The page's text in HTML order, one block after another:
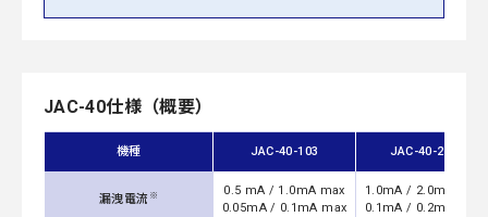
JAC-40仕様（概要）
機種 JAC-40-103 JAC-40-223
漏洩電流 ※
0.5 mA / 1.0mA max
0.05mA / 0.1mA max
1.0mA / 2.0mA max
0.1mA / 0.2mA max